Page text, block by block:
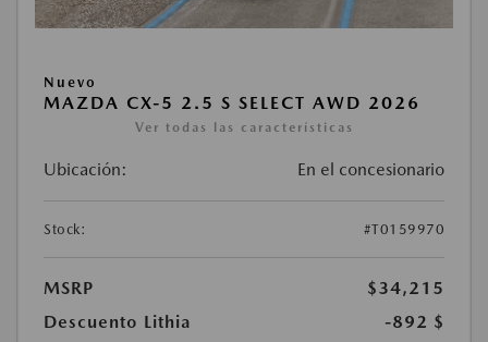
Nuevo
MAZDA CX-5 2.5 S SELECT AWD 2026
Ver todas las características
Ubicación: En el concesionario
Stock: #T0159970
MSRP
$34,215
Descuento Lithia
-892 $